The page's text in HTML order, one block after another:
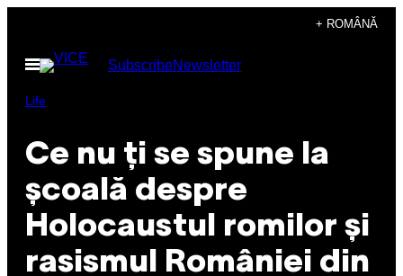
content
+ ROMÂNĂ
Open
Menu
SubscribeNewsletter
Life
Ce nu ți se spune la
școală despre
Holocaustul romilor și
rasismul României din